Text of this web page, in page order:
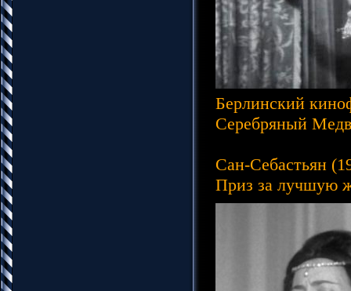
Берлинский
Серебряный
Сан-Себастьян
Приз за лучшую